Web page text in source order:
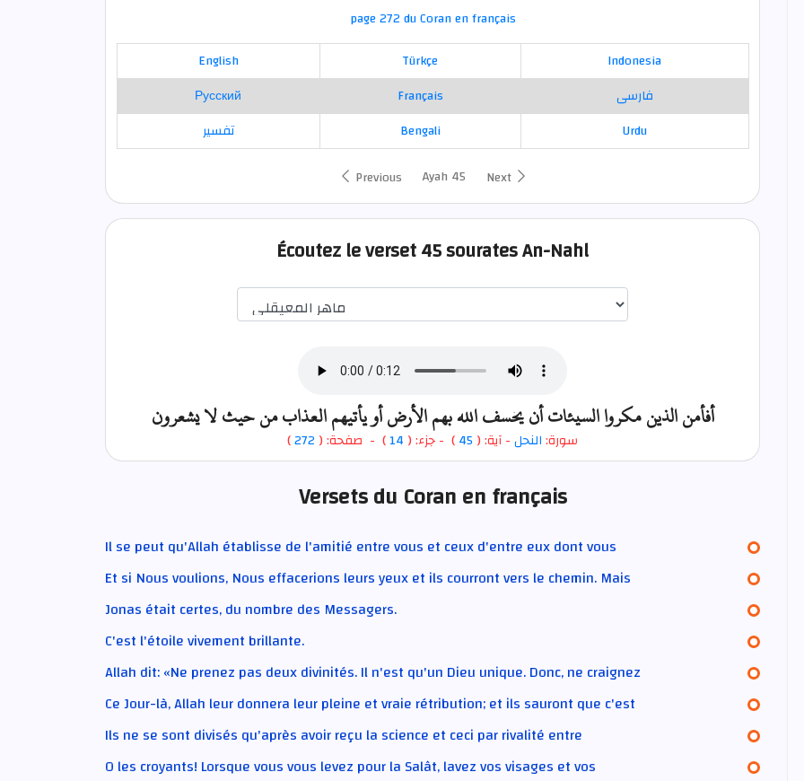
page 272 du Coran en français
English
Türkçe
Indonesia
Русский
Français
فارسی
تفسير
Bengali
Urdu
Previous
Ayah 45 Next
Écoutez le verset 45 sourates An-Nahl
أفأمن الذين مكروا السيئات أن يخسف الله بهم الأرض أو يأتيهم العذاب من حيث لا يشعرون
سورة:النحل- آية: ( 45
) - جزء: ( 14) - صفحة: ( 272
)
Versets du Coran en français
Il se peut qu'Allah établisse de l'amitié entre vous et ceux d'entre eux dont vous
Et si Nous voulions, Nous effacerions leurs yeux et ils courront vers le chemin. Mais
Jonas était certes, du nombre des Messagers.
C'est l'étoile vivement brillante.
Allah dit: «Ne prenez pas deux divinités. Il n'est qu'un Dieu unique. Donc, ne craignez
Ce Jour-là, Allah leur donnera leur pleine et vraie rétribution; et ils sauront que c'est
Ils ne se sont divisés qu'après avoir reçu la science et ceci par rivalité entre
O les croyants! Lorsque vous vous levez pour la Salât, lavez vos visages et vos